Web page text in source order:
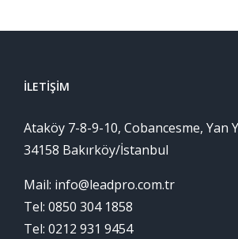
İLETIŞIM
Ataköy 7-8-9-10, Cobancesme, Yan
34158 Bakırköy/İstanbul
Mail: info@leadpro.com.tr
Tel: 0850 304 1858
Tel: 0212 931 9454